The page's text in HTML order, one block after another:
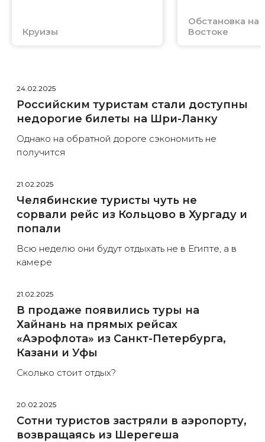
Круизы
Обстановка
Востоке
24.02.2025
Российским туристам стали доступны
недорогие билеты на Шри-Ланку
Однако на обратной дороге сэкономить не
получится
21.02.2025
Челябинские туристы чуть не
сорвали рейс из Кольцово в Хургаду и
попали
Всю неделю они будут отдыхать не в Египте, а в
камере
21.02.2025
В продаже появились туры на
Хайнань на прямых рейсах
«Аэрофлота» из Санкт-Петербурга,
Казани и Уфы
Сколько стоит отдых?
20.02.2025
Сотни туристов застряли в аэропорту,
возвращаясь из Шерегеша